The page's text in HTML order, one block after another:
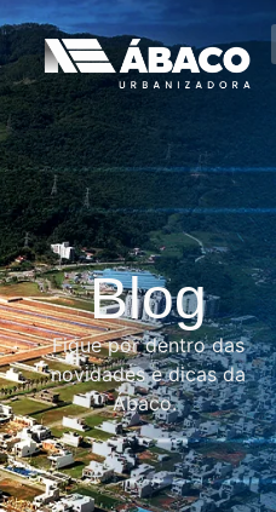
Blog
Fique por dentro das
novidades e dicas da
Ábaco.